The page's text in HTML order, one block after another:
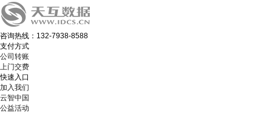
咨询热线：132-7938-8588
支付方式
公司转账
上门交费
快速入口
加入我们
云智中国
公益活动